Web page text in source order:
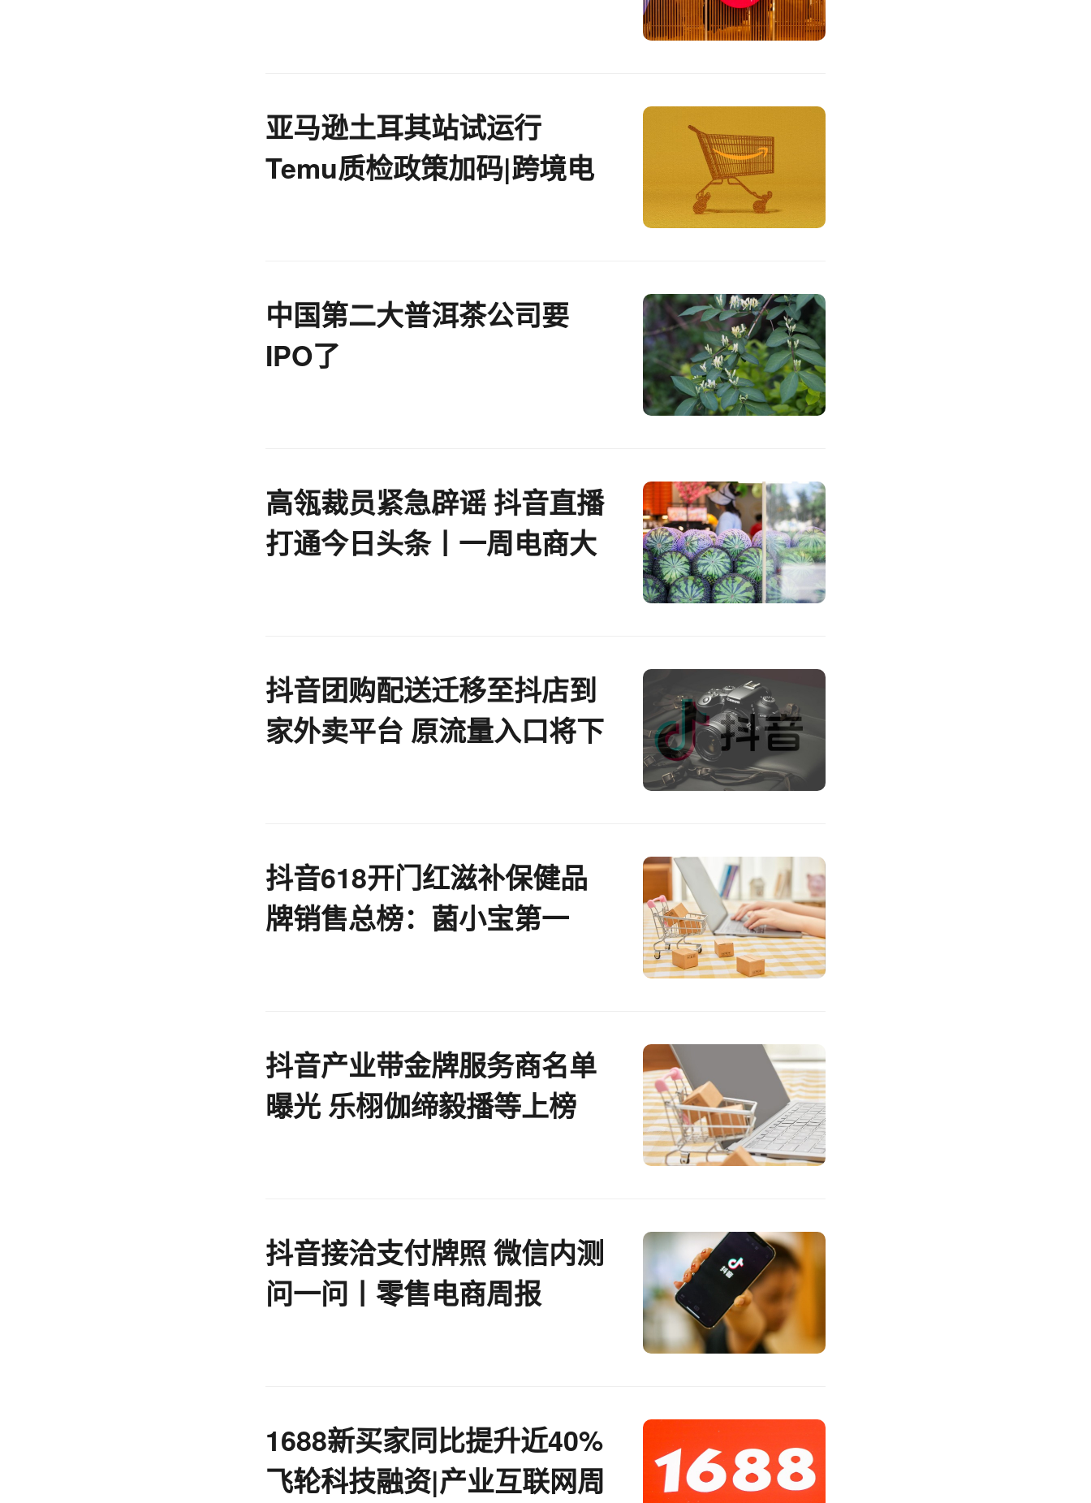
亚马逊土耳其站试运行
Temu质检政策加码|跨境电
中国第二大普洱茶公司要
IPO了
高瓴裁员紧急辟谣 抖音直播
打通今日头条丨一周电商大
抖音团购配送迁移至抖店到
家外卖平台 原流量入口将下
抖音618开门红滋补保健品
牌销售总榜：菌小宝第一
抖音产业带金牌服务商名单
曝光 乐栩伽缔毅播等上榜
抖音接洽支付牌照 微信内测
问一问丨零售电商周报
1688新买家同比提升近40%
飞轮科技融资|产业互联网周